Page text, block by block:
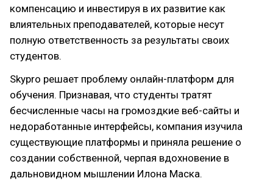
компенсацию и инвестируя в их развитие как
влиятельных преподавателей, которые несут
полную ответственность за результаты своих
студентов.
Skypro решает проблему онлайн-платформ для
обучения. Признавая, что студенты тратят
бесчисленные часы на громоздкие веб-сайты и
недоработанные интерфейсы, компания изучила
существующие платформы и приняла решение о
создании собственной, черпая вдохновение в
дальновидном мышлении Илона Маска.